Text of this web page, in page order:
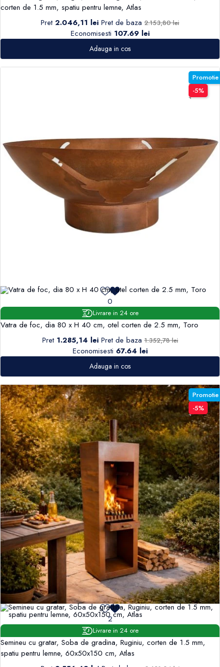
corten de 1.5 mm, spatiu pentru lemne, Atlas
Pret 2.046,11 lei Pret de baza 2.153,80 lei
Economisesti 107.69 lei
Adauga in cos
0
Promotie
-5%
Livrare in 24 ore
Vatra de foc, dia 80 x H 40 cm, otel corten de 2.5 mm, Toro
Pret 1.285,14 lei Pret de baza 1.352,78 lei
Economisesti 67.64 lei
Adauga in cos
2
Promotie
-5%
Livrare in 24 ore
Semineu cu gratar, Soba de gradina, Ruginiu, corten de 1.5 mm,
spatiu pentru lemne, 60x50x150 cm, Atlas